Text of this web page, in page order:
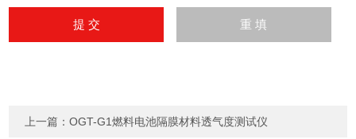
上一篇：OGT-G1燃料电池隔膜材料透气度测试仪